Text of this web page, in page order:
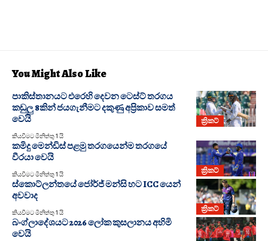
You Might Also Like
ක්‍රිකට්
පාකිස්තානයට එරෙහි දෙවන ටෙස්ට් තරගය
කඩුලු 8කින් ජයගැනීමට දකුණු අප්‍රිකාව සමත්
වෙයි
කියවීමට මිනිත්තු 1 යි
ක්‍රිකට්
කමිදු මෙන්ඩිස් පළමු තරගයෙන්ම තරගයේ
වීරයා වෙයි
කියවීමට මිනිත්තු 1 යි
ක්‍රිකට්
ස්කොට්ලන්තයේ ජෝර්ජ් මන්සි හට ICC යෙන්
අවවාද
කියවීමට මිනිත්තු 1 යි
බංග්ලාදේශයට 2026 ලෝක කුසලානය අහිමි
වෙයි